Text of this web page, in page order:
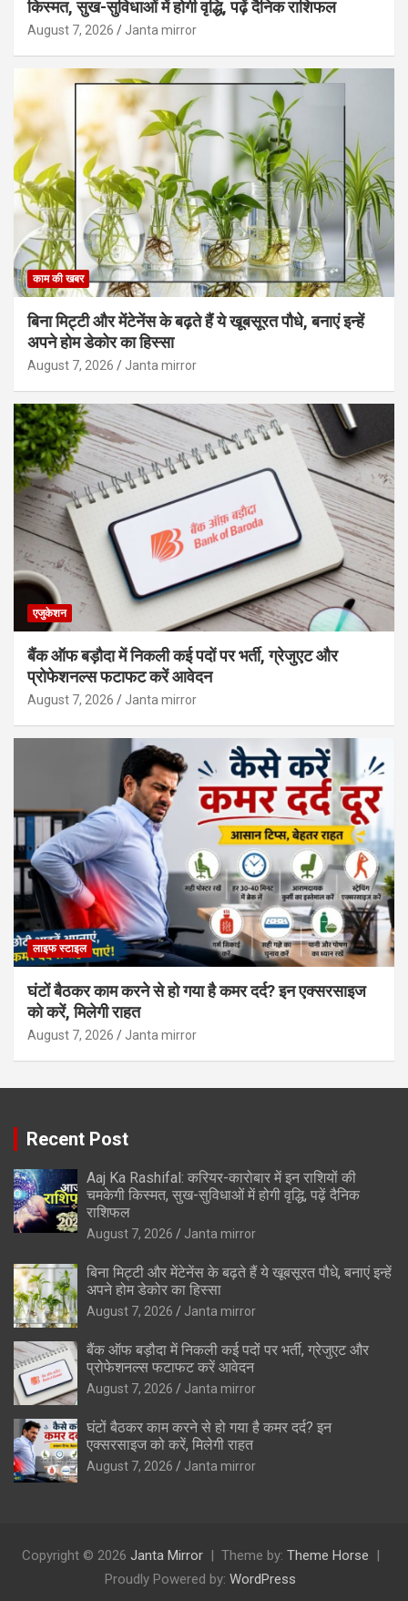
किस्मत, सुख-सुविधाओं में होगी वृद्धि, पढ़ें दैनिक राशिफल
August 7, 2026 Janta mirror
काम की खबर
बिना मिट्टी और मेंटेनेंस के बढ़ते हैं ये खूबसूरत पौधे, बनाएं इन्‍हें
अपने होम डेकोर का हिस्‍सा
August 7, 2026 Janta mirror
एजुकेशन
बैंक ऑफ बड़ौदा में निकली कई पदों पर भर्ती, ग्रेजुएट और
प्रोफेशनल्स फटाफट करें आवेदन
August 7, 2026 Janta mirror
लाइफ स्टाइल
घंटों बैठकर काम करने से हो गया है कमर दर्द? इन एक्सरसाइज
को करें, मिलेगी राहत
August 7, 2026 Janta mirror
Recent Post
Aaj Ka Rashifal: करियर-कारोबार में इन राशियों की
चमकेगी किस्मत, सुख-सुविधाओं में होगी वृद्धि, पढ़ें दैनिक
राशिफल
August 7, 2026 Janta mirror
बिना मिट्टी और मेंटेनेंस के बढ़ते हैं ये खूबसूरत पौधे, बनाएं इन्‍हें
अपने होम डेकोर का हिस्‍सा
August 7, 2026 Janta mirror
बैंक ऑफ बड़ौदा में निकली कई पदों पर भर्ती, ग्रेजुएट और
प्रोफेशनल्स फटाफट करें आवेदन
August 7, 2026 Janta mirror
घंटों बैठकर काम करने से हो गया है कमर दर्द? इन
एक्सरसाइज को करें, मिलेगी राहत
August 7, 2026 Janta mirror
Copyright © 2026 Janta Mirror Theme by: Theme Horse
Proudly Powered by: WordPress